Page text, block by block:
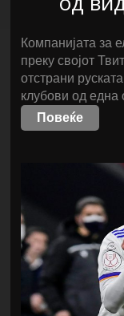
Компанијата за
преку својот
отстрани
клубови од
Повеќе